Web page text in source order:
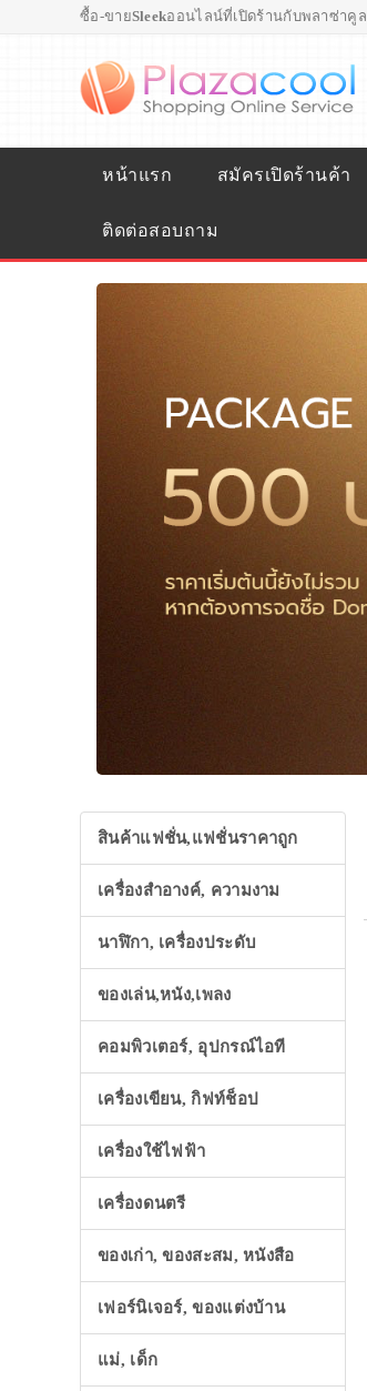
ซื้อ-ขายSleekออนไลน์ที่เปิดร้านกับพลาซ่าคูล
หน้าแรก สมัครเปิดร้านค้า
ติดต่อสอบถาม
สินค้าแฟชั่น,แฟชั่นราคาถูก
เครื่องสำอางค์, ความงาม
นาฬิกา, เครื่องประดับ
ของเล่น,หนัง,เพลง
คอมพิวเตอร์, อุปกรณ์ไอที
เครื่องเขียน, กิฟท์ช็อป
เครื่องใช้ไฟฟ้า
เครื่องดนตรี
ของเก่า, ของสะสม, หนังสือ
เฟอร์นิเจอร์, ของแต่งบ้าน
แม่, เด็ก